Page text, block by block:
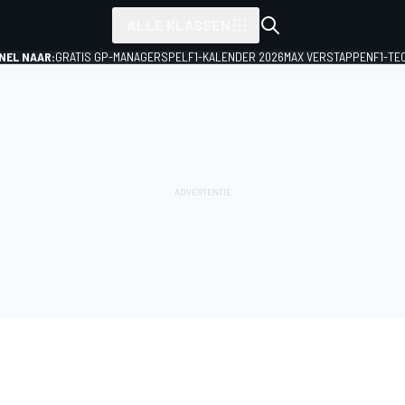
NAAR:GRATIS GP-MANAGERSPEL F1-KALENDER 2026MAX VERSTAPPENF1-